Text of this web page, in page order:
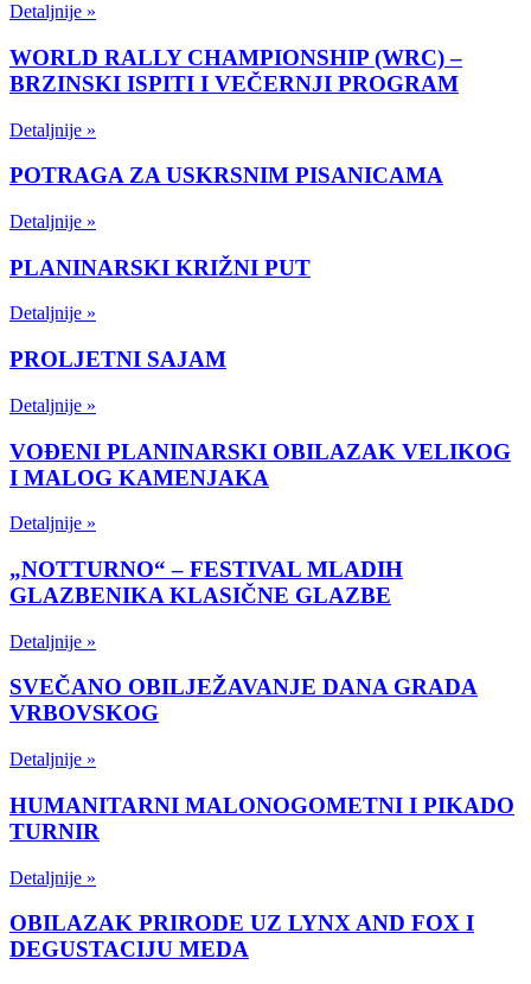
Detaljnije »
WORLD RALLY CHAMPIONSHIP (WRC) –
BRZINSKI ISPITI I VEČERNJI PROGRAM
Detaljnije »
POTRAGA ZA USKRSNIM PISANICAMA
Detaljnije »
PLANINARSKI KRIŽNI PUT
Detaljnije »
PROLJETNI SAJAM
Detaljnije »
VOĐENI PLANINARSKI OBILAZAK VELIKOG
I MALOG KAMENJAKA
Detaljnije »
„NOTTURNO“ – FESTIVAL MLADIH
GLAZBENIKA KLASIČNE GLAZBE
Detaljnije »
SVEČANO OBILJEŽAVANJE DANA GRADA
VRBOVSKOG
Detaljnije »
HUMANITARNI MALONOGOMETNI I PIKADO
TURNIR
Detaljnije »
OBILAZAK PRIRODE UZ LYNX AND FOX I
DEGUSTACIJU MEDA